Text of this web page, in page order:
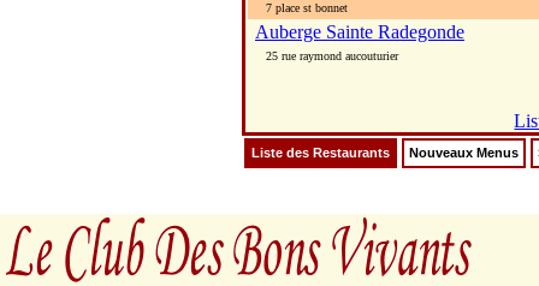
7 place st bonnet
Auberge Sainte Radegonde
25 rue raymond aucouturier
Liste des Restaurants Nouveaux Menus